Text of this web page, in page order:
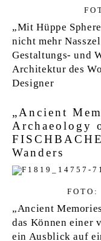
„Mit Hüppe
nicht mehr
Gestaltungs- und
Architektur des
Designer
„Ancient
Archaeology
Wanders
FOTO:
„Ancient
das Können einer
ein Ausblick auf